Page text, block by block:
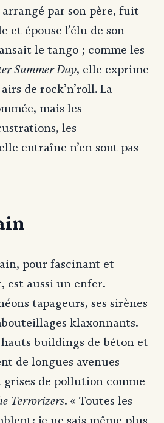
par son père, fuit
et épouse l’élu de son
le tango ; comme les
Summer Day, elle exprime
de rock’n’roll. La
mais les
les
entraîne n’en sont pas
pour fascinant et
est aussi un enfer.
tapageurs, ses sirènes
klaxonnants.
hauts buildings de béton et
de longues avenues
grises de pollution comme
Terrorizers. « Toutes les
je ne sais même plus